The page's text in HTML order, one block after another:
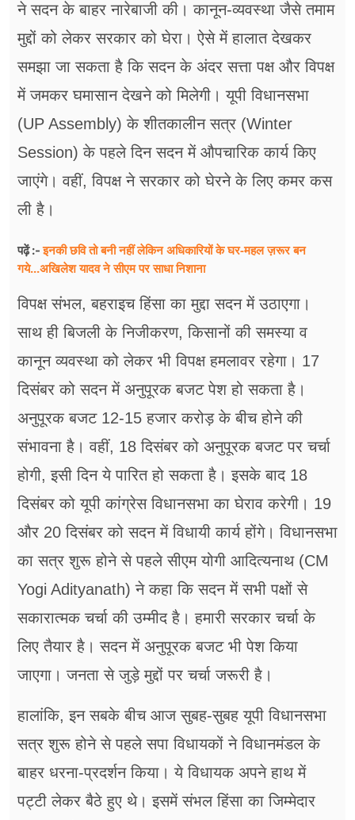
शिक्षा
अन्य खबरें
ने सदन के बाहर नारेबाजी की। कानून-व्यवस्था जैसे तमाम
मुद्दों को लेकर सरकार को घेरा। ऐसे में हालात देखकर
समझा जा सकता है कि सदन के अंदर सत्ता पक्ष और विपक्ष
में जमकर घमासान देखने को मिलेगी। यूपी विधानसभा
(UP Assembly) के शीतकालीन सत्र (Winter
Session) के पहले दिन सदन में औपचारिक कार्य किए
जाएंगे। वहीं, विपक्ष ने सरकार को घेरने के लिए कमर कस
ली है।
पढ़ें :-इनकी छवि तो बनी नहीं लेकिन अधिकारियों के घर-महल ज़रूर बन
गये...अखिलेश यादव ने सीएम पर साधा​ निशाना
विपक्ष संभल, बहराइच हिंसा का मुद्दा सदन में उठाएगा।
साथ ही बिजली के निजीकरण, किसानों की समस्या व
कानून व्यवस्था को लेकर भी विपक्ष हमलावर रहेगा। 17
दिसंबर को सदन में अनुपूरक बजट पेश हो सकता है।
अनुपूरक बजट 12-15 हजार करोड़ के बीच होने की
संभावना है। वहीं, 18 दिसंबर को अनुपूरक बजट पर चर्चा
होगी, इसी दिन ये पारित हो सकता है। इसके बाद 18
दिसंबर को यूपी कांग्रेस विधानसभा का घेराव करेगी। 19
और 20 दिसंबर को सदन में विधायी कार्य होंगे। विधानसभा
का सत्र शुरू होने से पहले सीएम योगी आदित्‍यनाथ (CM
Yogi Adityanath) ने कहा कि सदन में सभी पक्षों से
सकारात्‍मक चर्चा की उम्‍मीद है। हमारी सरकार चर्चा के
लिए तैयार है। सदन में अनुपूरक बजट भी पेश किया
जाएगा। जनता से जुड़े मुद्दों पर चर्चा जरूरी है।
हालांकि, इन सबके बीच आज सुबह-सुबह यूपी विधानसभा
सत्र शुरू होने से पहले सपा विधायकों ने विधानमंडल के
बाहर धरना-प्रदर्शन किया। ये विधायक अपने हाथ में
पट्टी लेकर बैठे हुए थे। इसमें संभल हिंसा का जिम्‍मेदार